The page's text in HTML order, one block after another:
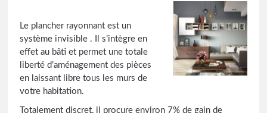
Le plancher rayonnant est un
système invisible . Il s’intègre en
effet au bâti et permet une totale
liberté d’aménagement des pièces
en laissant libre tous les murs de
votre habitation.
Totalement discret, il procure environ 7% de gain de